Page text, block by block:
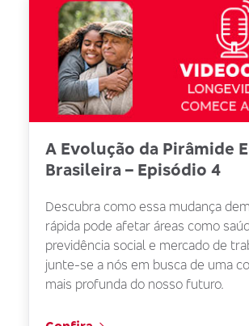
A Evolução da Pirâmide
Brasileira – Episódio 4
Descubra como essa mudança
rápida pode afetar áreas como
previdência social e mercado de
junte-se a nós em busca de uma
mais profunda do nosso futuro.